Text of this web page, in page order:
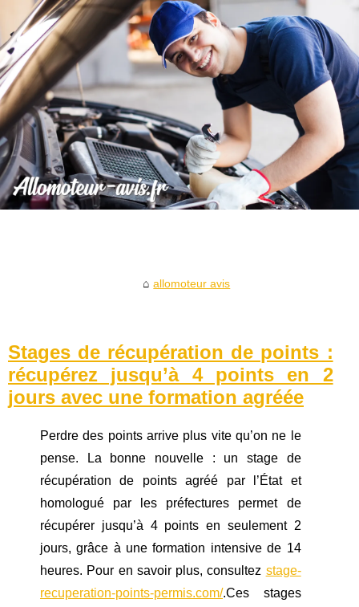
allomoteur avis
Stages de récupération de points :
récupérez jusqu’à 4 points en 2
jours avec une formation agréée
Perdre des points arrive plus vite qu’on ne le
pense. La bonne nouvelle : un stage de
récupération de points agréé par l’État et
homologué par les préfectures permet de
récupérer jusqu’à 4 points en seulement 2
jours, grâce à une formation intensive de 14
heures. Pour en savoir plus, consultez stage-
recuperation-points-permis.com/.Ces stages